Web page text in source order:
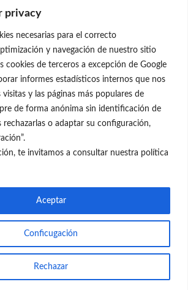
privacy
necesarias para el correcto
y navegación de nuestro sitio
cookies de terceros a excepción de Google
informes estadísticos internos que nos
visitas y las páginas más populares de
de forma anónima sin identificación de
rechazarlas o adaptar su configuración,
te invitamos a consultar nuestra política
Conficugación
Rechazar
Aceptar
19 - 1º
Legal